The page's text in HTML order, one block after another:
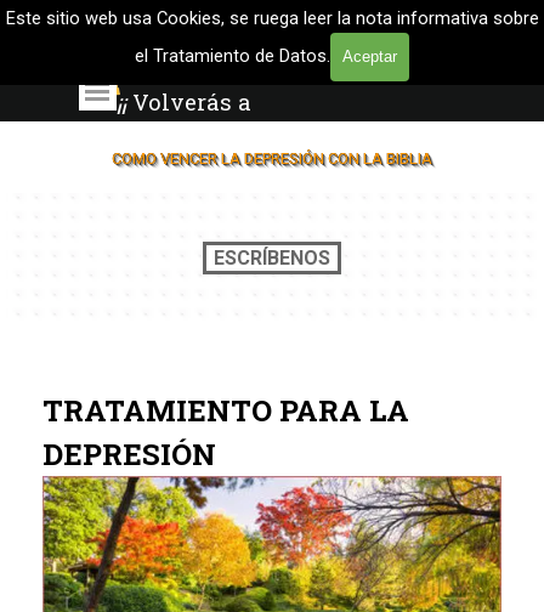
Este sitio web usa Cookies, se ruega leer la nota informativa sobre
el Tratamiento de Datos.
Aceptar
Vaya al Contenido
Proyecto
LuzOnLine
¡¡Volverás a
La Biblia enseña
Saltar menú
COMO VENCER LA DEPRESIÓN CON LA BIBLIA
ESCRÍBENOS
TRATAMIENTO PARA LA
DEPRESIÓN